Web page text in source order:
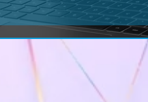
от 1850 ₽
от 1750 ₽